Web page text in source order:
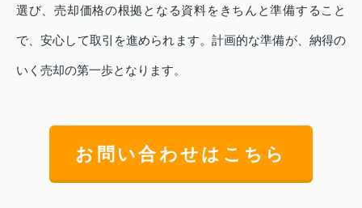
選び、売却価格の根拠となる資料をきちんと準備すること
で、安心して取引を進められます。計画的な準備が、納得の
いく売却の第一歩となります。
お問い合わせはこちら